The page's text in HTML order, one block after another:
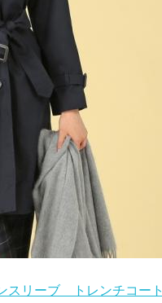
リーブ トレンチコート